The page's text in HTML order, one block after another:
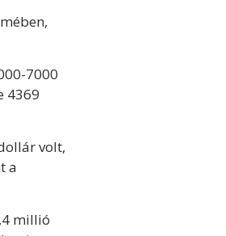
7000
4369
volt,
a
millió